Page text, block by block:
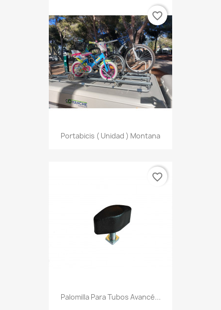
Portabicis ( Unidad ) Montana
favorite_border
Palomilla Para Tubos Avancé...
favorite_border